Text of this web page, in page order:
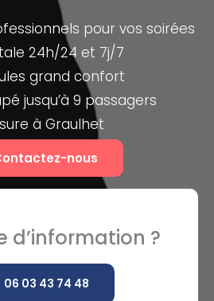
pour vos soirées
24h/24 et 7j/7
grand confort
jusqu’à 9 passagers
à Graulhet
nous
d’information ?
06 03 43 74 48